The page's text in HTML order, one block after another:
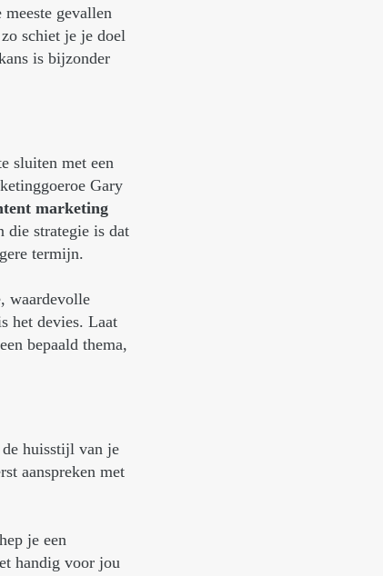
gevallen
schiet je je doel
is bijzonder
sluiten met een
Gary
marketing
die strategie is dat
termijn.
waardevolle
het devies. Laat
bepaald thema,
huisstijl van je
aanspreken met
je een
handig voor jou